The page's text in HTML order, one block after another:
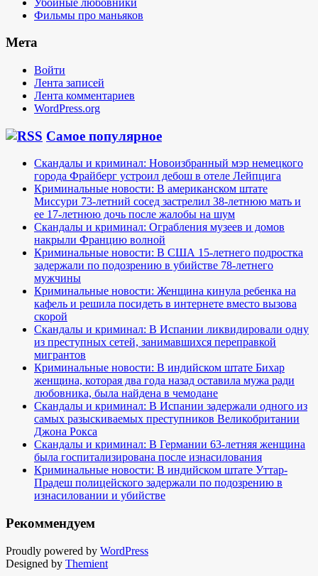
Фильмы про маньяков
Мета
Войти
Лента записей
Лента комментариев
WordPress.org
Самое популярное
Скандалы и криминал: Новоизбранный мэр немецкого
города Фрайберг устроил дебош в отеле Лейпцига
Криминальные новости: В американском штате
Миссури 73-летний сосед застрелил 38-летнюю мать и
ее 17-летнюю дочь после жалобы на шум
Скандалы и криминал: Ограбления музеев и домов
накрыли Францию волной
Криминальные новости: В США 15-летнего подростка
задержали по подозрению в убийстве 78-летнего
мужчины
Криминальные новости: Женщина кинула ребенка на
кафель и решила посидеть в интернете вместо вызова
скорой
Скандалы и криминал: В Испании ликвидировали одну
из преступных сетей, занимавшихся переправкой
мигрантов
Криминальные новости: В индийском штате Бихар
женщина, которая два года назад оставила мужа ради
любовника, была найдена в чемодане
Скандалы и криминал: В Испании задержали одного из
самых разыскиваемых преступников Великобритании
Джона Рокса
Скандалы и криминал: В Германии 63-летняя женщина
была госпитализирована после изнасилования
Криминальные новости: В индийском штате Уттар-
Прадеш полицейского задержали по подозрению в
изнасиловании и убийстве
Рекоммендуем
Proudly powered by WordPress
Designed by Themient